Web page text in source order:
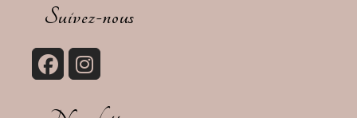
Suivez-nous